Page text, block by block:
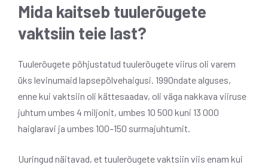
Mida kaitseb tuulerõugete
vaktsiin teie last?
Tuulerõugete põhjustatud tuulerõugete viirus oli varem
üks levinumaid lapsepõlvehaigusi. 1990ndate alguses,
enne kui vaktsiin oli kättesaadav, oli väga nakkava viiruse
juhtum umbes 4 miljonit, umbes 10 500 kuni 13 000
haiglaravi ja umbes 100–150 surmajuhtumit.
Uuringud näitavad, et tuulerõugete vaktsiin viis enam kui